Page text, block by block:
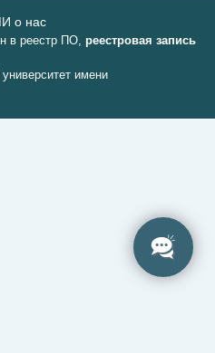
о нас
в реестр ПО, реестровая запись
имени